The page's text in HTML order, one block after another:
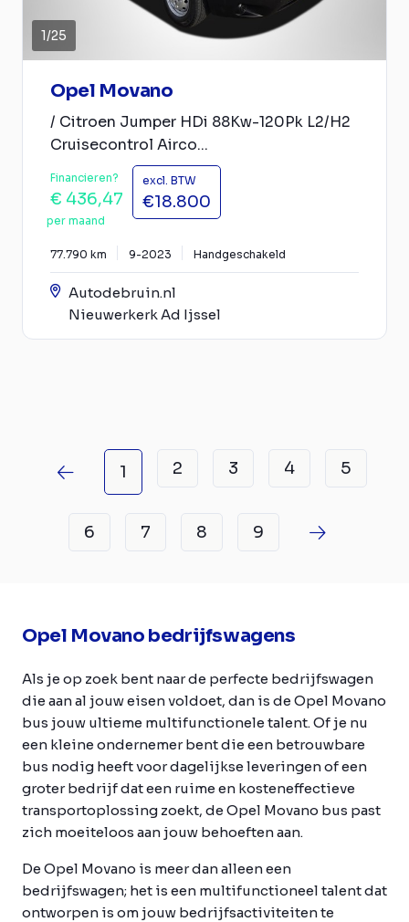
1/25
Opel Movano
/ Citroen Jumper HDi 88Kw-120Pk L2/H2
Cruisecontrol Airco...
Financieren?
€ 436,47
per maand
excl. BTW
€18.800
77.790 km 9-2023 Handgeschakeld
Autodebruin.nl
Nieuwerkerk Ad Ijssel
1 2 3 4 5
6 7 8 9
Opel Movano bedrijfswagens
Als je op zoek bent naar de perfecte bedrijfswagen
die aan al jouw eisen voldoet, dan is de Opel Movano
bus jouw ultieme multifunctionele talent. Of je nu
een kleine ondernemer bent die een betrouwbare
bus nodig heeft voor dagelijkse leveringen of een
groter bedrijf dat een ruime en kosteneffectieve
transportoplossing zoekt, de Opel Movano bus past
zich moeiteloos aan jouw behoeften aan.
De Opel Movano is meer dan alleen een
bedrijfswagen; het is een multifunctioneel talent dat
ontworpen is om jouw bedrijfsactiviteiten te